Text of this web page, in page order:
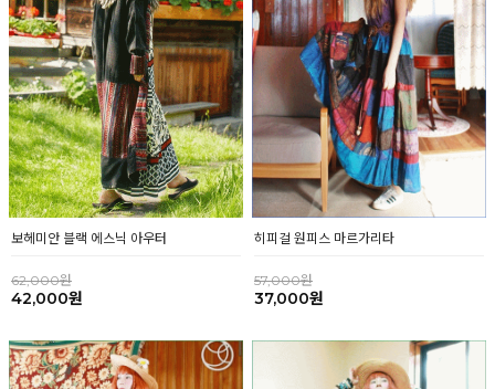
보헤미안 블랙 에스닉 아우터
62,000원
42,000원
히피걸 원피스 마르가리타
57,000원
37,000원